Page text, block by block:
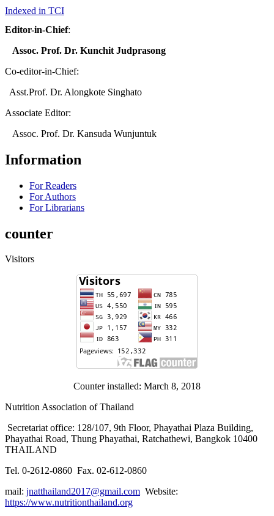
Indexed in TCI
Editor-in-Chief:
Assoc. Prof. Dr. Kunchit Judprasong
Co-editor-in-Chief:
Asst.Prof. Dr. Alongkote Singhato
Associate Editor:
Assoc. Prof. Dr. Kansuda Wunjuntuk
Information
For Readers
For Authors
For Librarians
counter
Visitors
Counter installed: March 8, 2018
Nutrition Association of Thailand
Secretariat office: 128/107, 9th Floor, Phayathai Plaza Building,
Phayathai Road, Thung Phayathai, Ratchathewi, Bangkok 10400
THAILAND
Tel. 0-2612-0860 Fax. 02-612-0860
mail: jnatthailand2017@gmail.com Website:
https://www.nutritionthailand.org